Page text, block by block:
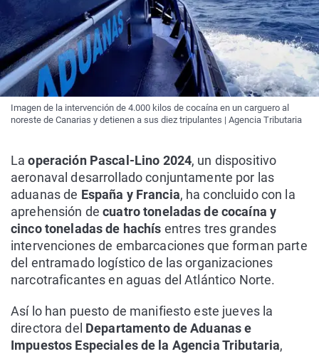
Imagen de la intervención de 4.000 kilos de cocaína en un carguero al
noreste de Canarias y detienen a sus diez tripulantes | Agencia Tributaria
Laoperación Pascal-Lino 2024, un dispositivo
aeronaval desarrollado conjuntamente por las
aduanas de España y Francia, ha concluido con la
aprehensión de cuatro toneladas de cocaína y
cinco toneladas de hachís entres tres grandes
intervenciones de embarcaciones que forman parte
del entramado logístico de las organizaciones
narcotraficantes en aguas del Atlántico Norte.
Así lo han puesto de manifiesto este jueves la
directora del Departamento de Aduanas e
Impuestos Especiales de la Agencia Tributaria,